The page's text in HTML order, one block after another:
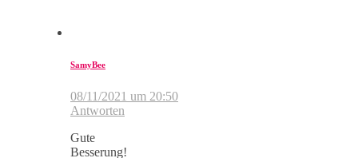
SamyBee
08/11/2021 um 20:50
Antworten
Gute
Besserung!